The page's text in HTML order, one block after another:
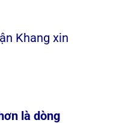
Khang xin
là dòng